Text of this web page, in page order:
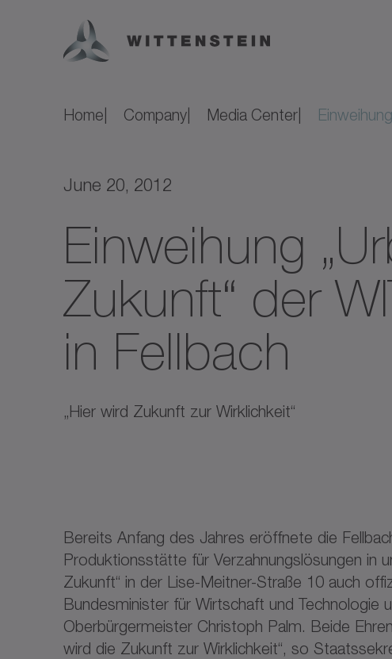
Home Company Media Center
June 20, 2012
Einweihung
Zukunft“ der
in Fellbach
„Hier wird Zukunft zur Wirklichkeit“
Bereits Anfang des Jahres eröffnete die
Produktionsstätte für Verzahnungslösungen in
Zukunft“ in der Lise-Meitner-Straße 10 auch
Bundesminister für Wirtschaft und Technologie
Oberbürgermeister Christoph Palm. Beide
wird die Zukunft zur Wirklichkeit“, so